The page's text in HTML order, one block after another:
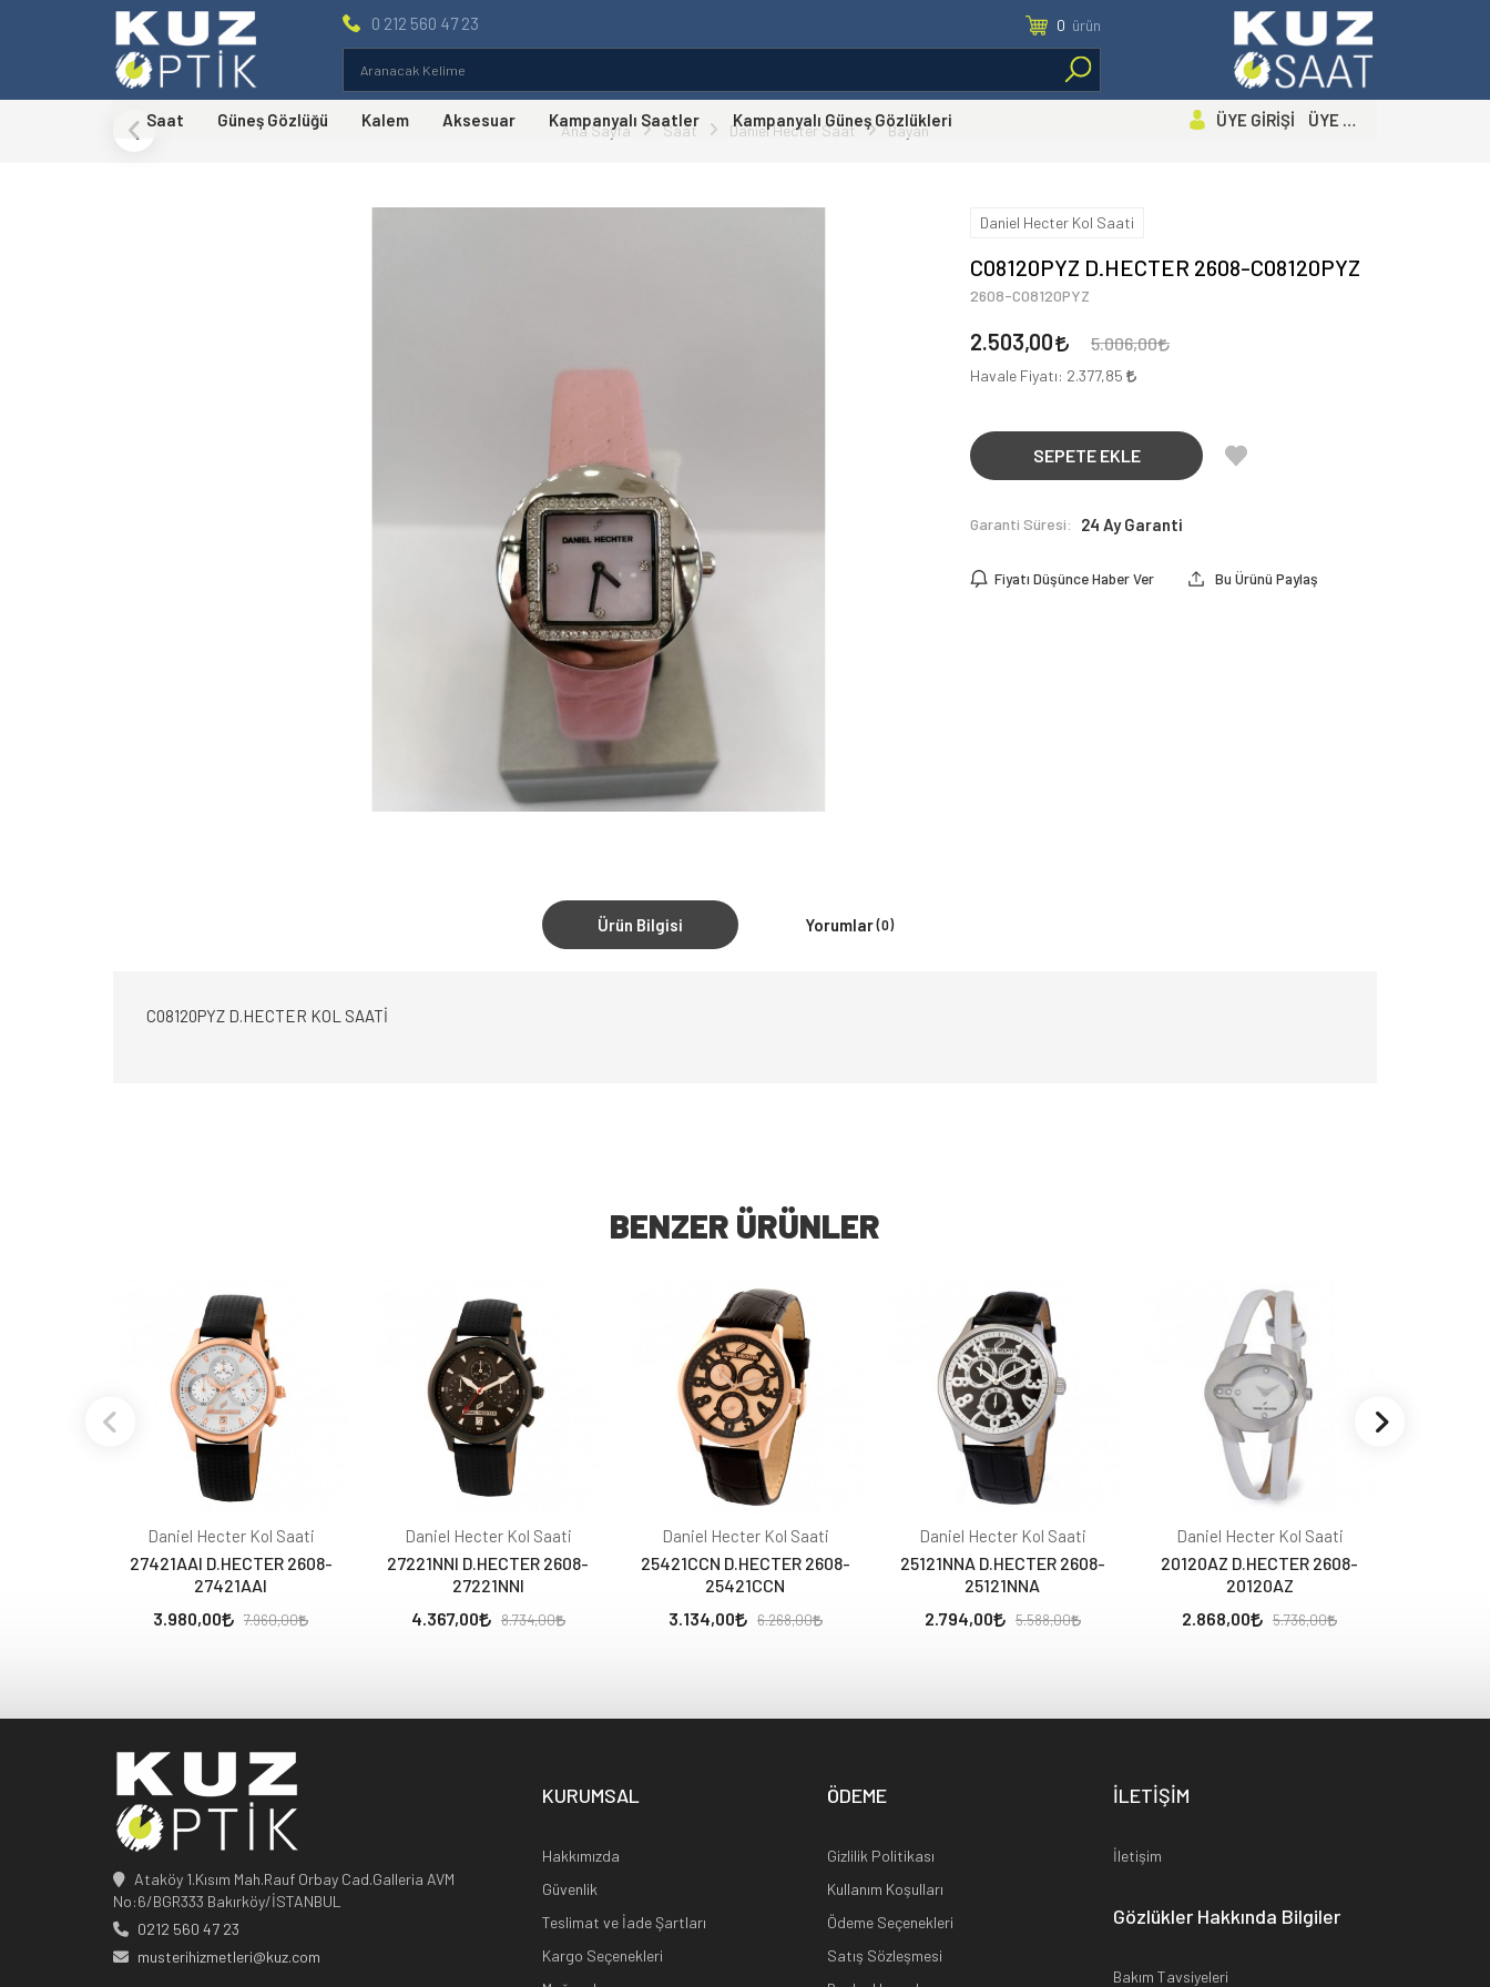
0 212 560 47 23 0 ürün
Saat Güneş Gözlüğü Kalem Aksesuar Kampanyalı Saatler Kampanyalı Güneş Gözlükleri ÜYE GİRİŞİ ÜYE OL
Ana Sayfa Saat Daniel Hecter Saat Bayan
Daniel Hecter Kol Saati
C08120PYZ D.HECTER 2608-C08120PYZ
2608-C08120PYZ
2.503,00 5.006,00
Havale Fiyatı: 2.377,85
SEPETE EKLE
Garanti Süresi: 24 Ay Garanti
Fiyatı Düşünce Haber Ver Bu Ürünü Paylaş
Ürün Bilgisi Yorumlar(0)
C08120PYZ D.HECTER KOL SAATİ
BENZER ÜRÜNLER
Daniel Hecter Kol Saati
27421AAI D.HECTER 2608-
27421AAI
3.980,00
7.960,00
Daniel Hecter Kol Saati
27221NNI D.HECTER 2608-
27221NNI
4.367,00
8.734,00
Daniel Hecter Kol Saati
25421CCN D.HECTER 2608-
25421CCN
3.134,00
6.268,00
Daniel Hecter Kol Saati
25121NNA D.HECTER 2608-
25121NNA
2.794,00
5.588,00
Daniel Hecter Kol Saati
20120AZ D.HECTER 2608-
20120AZ
2.868,00
5.736,00
Ataköy 1.Kısım Mah.Rauf Orbay Cad.Galleria AVM
No:6/BGR333 Bakırköy/İSTANBUL
0212 560 47 23
musterihizmetleri@kuz.com
KURUMSAL
Hakkımızda
Güvenlik
Teslimat ve İade Şartları
Kargo Seçenekleri
ÖDEME
Gizlilik Politikası
Kullanım Koşulları
Ödeme Seçenekleri
Satış Sözleşmesi
İLETİŞİM
İletişim
Gözlükler Hakkında Bilgiler
Bakım Tavsiyeleri